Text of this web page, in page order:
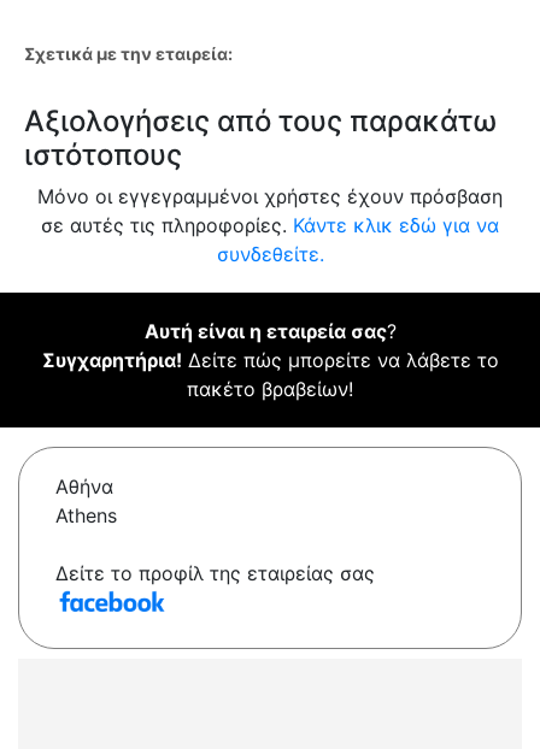
Σχετικά με την εταιρεία:
Αξιολογήσεις από τους παρακάτω
ιστότοπους
Μόνο οι εγγεγραμμένοι χρήστες έχουν πρόσβαση
σε αυτές τις πληροφορίες. Κάντε κλικ εδώ για να
συνδεθείτε.
Αυτή είναι η εταιρεία σας?
Συγχαρητήρια! Δείτε πώς μπορείτε να λάβετε το
πακέτο βραβείων!
Αθήνα
Athens
Δείτε το προφίλ της εταιρείας σας